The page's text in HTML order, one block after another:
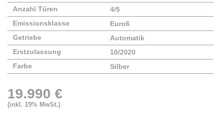
Anzahl Türen
4/5
Emissionsklasse
Euro6
Getriebe
Automatik
Erstzulassung
10/2020
Farbe
Silber
19.990 €
(inkl. 19% MwSt.)